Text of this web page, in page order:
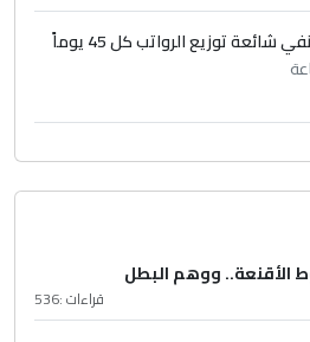
شائعة توزيع الرواتب كل 45 يوماً
الأقنعة.. ووهم البطل
قراءات :536